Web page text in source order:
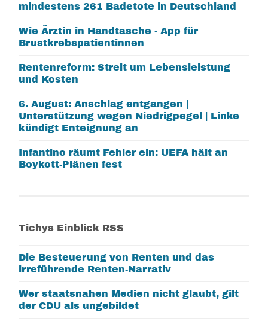
mindestens 261 Badetote in Deutschland
Wie Ärztin in Handtasche - App für
Brustkrebspatientinnen
Rentenreform: Streit um Lebensleistung
und Kosten
6. August: Anschlag entgangen |
Unterstützung wegen Niedrigpegel | Linke
kündigt Enteignung an
Infantino räumt Fehler ein: UEFA hält an
Boykott-Plänen fest
Tichys Einblick RSS
Die Besteuerung von Renten und das
irreführende Renten-Narrativ
Wer staatsnahen Medien nicht glaubt, gilt
der CDU als ungebildet